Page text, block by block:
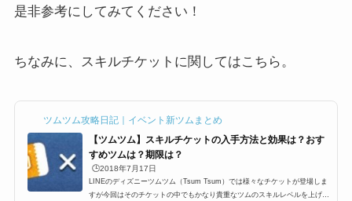
ベントクリア報酬ツムをス...
是非参考にしてみてください！
ちなみに、スキルチケットに関してはこちら。
ツムツム攻略日記｜イベント新ツムまとめ
【ツムツム】スキルチケットの入手方法と効果は？おす
すめツムは？期限は？
🕒️2018年7月17日
LINEのディズニーツムツム（Tsum Tsum）では様々なチケットが登場しま
すが今回はそのチケットの中でもかなり貴重なツムのスキルレベルを上げる